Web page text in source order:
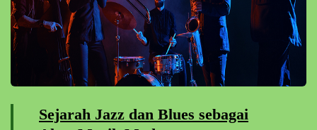
Sejarah Jazz dan Blues sebagai